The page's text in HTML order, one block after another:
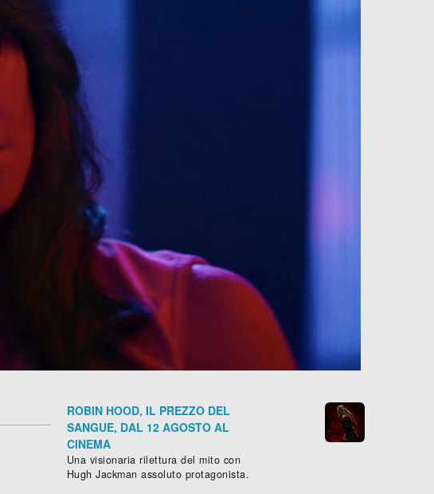
ROBIN HOOD, IL PREZZO DEL
SANGUE, DAL 12 AGOSTO AL
CINEMA
Una visionaria rilettura del mito con
Hugh Jackman assoluto protagonista.